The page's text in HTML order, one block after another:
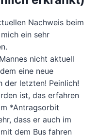
Nachweis beim
ein sehr
nicht aktuell
eine neue
der letzten! Peinlich!
ist, das erfahren
*Antragsorbit
dass er auch im
dem Bus fahren